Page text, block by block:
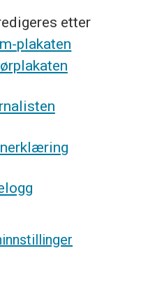
etter
plakaten